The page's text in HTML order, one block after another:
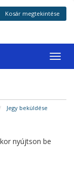
Kosár megtekintése
Jegy beküldése
nyújtson be